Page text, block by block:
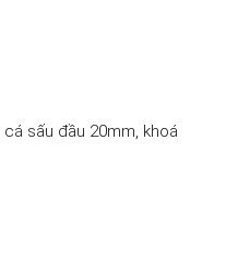
sấu đầu 20mm, khoá